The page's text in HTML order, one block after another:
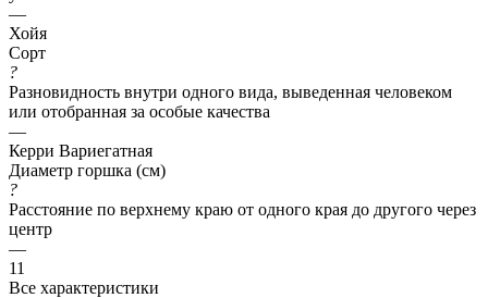
—
Хойя
Сорт
?
Разновидность внутри одного вида, выведенная человеком
или отобранная за особые качества
—
Керри Вариегатная
Диаметр горшка (см)
?
Расстояние по верхнему краю от одного края до другого через
центр
—
11
Все характеристики